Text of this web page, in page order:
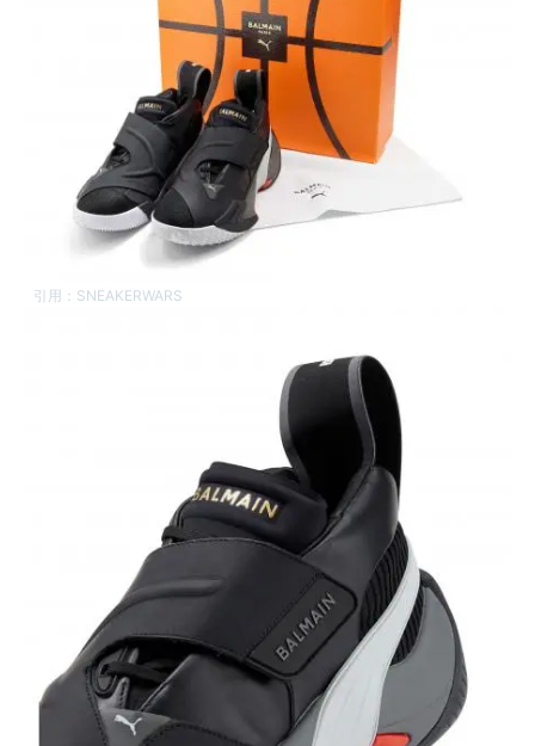
引用： SNEAKERWARS